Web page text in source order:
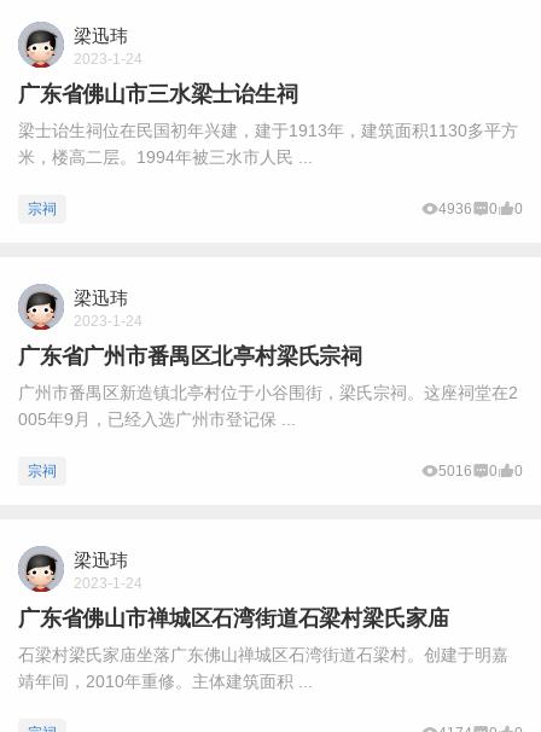
梁迅玮
2023-1-24
广东省佛山市三水梁士诒生祠
梁士诒生祠位在民国初年兴建，建于1913年，建筑面积1130多平方
米，楼高二层。1994年被三水市人民 ...
宗祠 4936 0 0
梁迅玮
2023-1-24
广东省广州市番禺区北亭村梁氏宗祠
广州市番禺区新造镇北亭村位于小谷围街，梁氏宗祠。这座祠堂在2
005年9月，已经入选广州市登记保 ...
宗祠 5016 0 0
梁迅玮
2023-1-24
广东省佛山市禅城区石湾街道石梁村梁氏家庙
石梁村梁氏家庙坐落广东佛山禅城区石湾街道石梁村。创建于明嘉
靖年间，2010年重修。主体建筑面积 ...